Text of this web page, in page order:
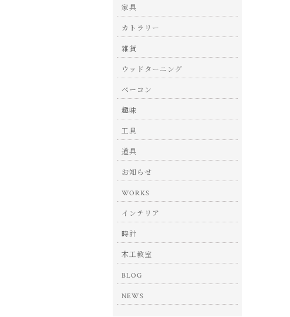
家具
カトラリー
雑貨
ウッドターニング
ベーコン
趣味
工具
道具
お知らせ
WORKS
インテリア
時計
木工教室
BLOG
NEWS